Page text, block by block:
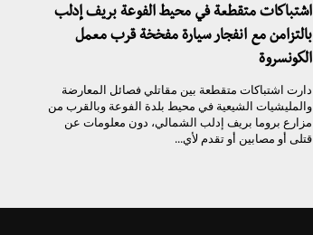
اشتباكات متقطعة في محيط الفوعة بريف إدلب
بالتزامن مع انفجار سيارة مفخخة قرب معمل
الكونسروة
دارت اشتباكات متقطعة بين مقاتلي فصائل المعارضة
والمليشيات الشيعية في محيط بلدة الفوعة وبالقرب من
مزارع بروما بريف إدلب الشمالي، دون معلومات عن
قتلى أو مصابين أو تقدم لأي...